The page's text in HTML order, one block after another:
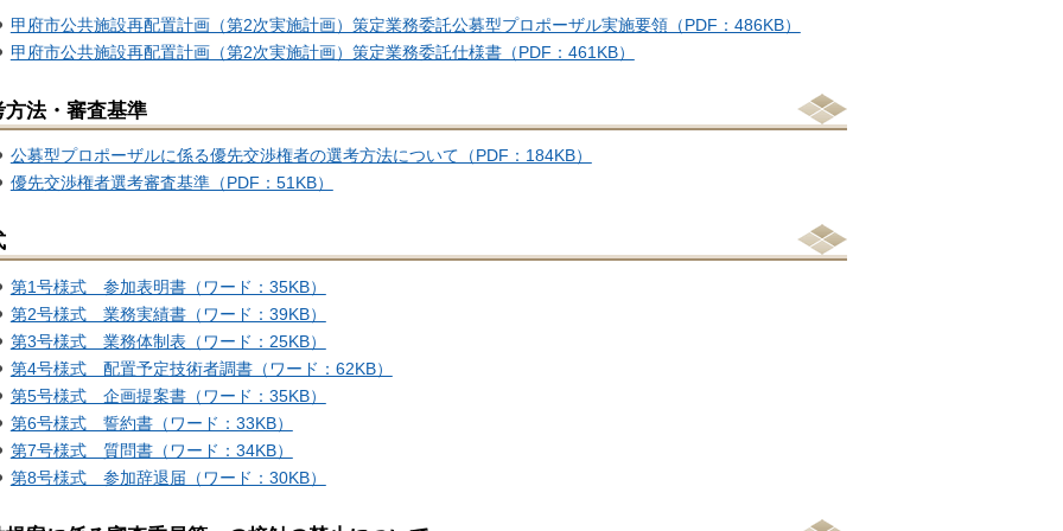
甲府市公共施設再配置計画（第2次実施計画）策定業務委託公募型プロポーザル実施要領（PDF：486KB）
甲府市公共施設再配置計画（第2次実施計画）策定業務委託仕様書（PDF：461KB）
方法・審査基準
公募型プロポーザルに係る優先交渉権者の選考方法について（PDF：184KB）
優先交渉権者選考審査基準（PDF：51KB）
第1号様式 参加表明書（ワード：35KB）
第2号様式 業務実績書（ワード：39KB）
第3号様式 業務体制表（ワード：25KB）
第4号様式 配置予定技術者調書（ワード：62KB）
第5号様式 企画提案書（ワード：35KB）
第6号様式 誓約書（ワード：33KB）
第7号様式 質問書（ワード：34KB）
第8号様式 参加辞退届（ワード：30KB）